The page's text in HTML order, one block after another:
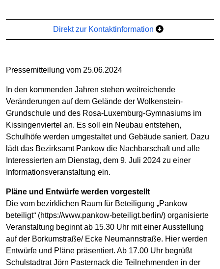
Direkt zur Kontaktinformation
Pressemitteilung vom 25.06.2024
In den kommenden Jahren stehen weitreichende
Veränderungen auf dem Gelände der Wolkenstein-
Grundschule und des Rosa-Luxemburg-Gymnasiums im
Kissingenviertel an. Es soll ein Neubau entstehen,
Schulhöfe werden umgestaltet und Gebäude saniert. Dazu
lädt das Bezirksamt Pankow die Nachbarschaft und alle
Interessierten am Dienstag, dem 9. Juli 2024 zu einer
Informationsveranstaltung ein.
Pläne und Entwürfe werden vorgestellt
Die vom bezirklichen Raum für Beteiligung „Pankow
beteiligt“ (https://www.pankow-beteiligt.berlin/) organisierte
Veranstaltung beginnt ab 15.30 Uhr mit einer Ausstellung
auf der Borkumstraße/ Ecke Neumannstraße. Hier werden
Entwürfe und Pläne präsentiert. Ab 17.00 Uhr begrüßt
Schulstadtrat Jörn Pasternack die Teilnehmenden in der